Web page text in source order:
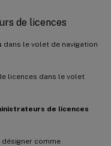
de licences
dans le volet de navigation
licences dans le volet
de licences
désigner comme